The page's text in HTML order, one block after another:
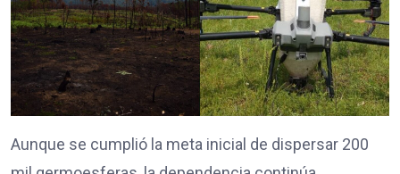
Aunque se cumplió la meta inicial de dispersar 200